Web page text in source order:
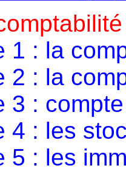
1 : la
2 : la
3 :
4 : les
5 : les